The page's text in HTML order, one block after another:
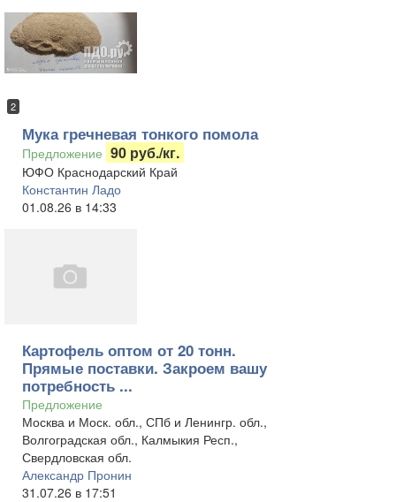
2
Мука гречневая тонкого помола
Предложение 90 руб./кг.
ЮФО Краснодарский Край
Константин Ладо
01.08.26 в 14:33
Картофель оптом от 20 тонн.
Прямые поставки. Закроем вашу
потребность ...
Предложение
Москва и Моск. обл., СПб и Ленингр. обл.,
Волгоградская обл., Калмыкия Респ.,
Свердловская обл.
Александр Пронин
31.07.26 в 17:51